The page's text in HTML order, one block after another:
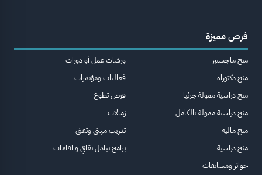
فرص مميزة
منح ماجستير
منح دكتوراة
منح دراسية ممولة جزئيا
منح دراسية ممولة بالكامل
منح مالية
منح دراسية
جوائز ومسابقات
ورشات عمل أو دورات
فعاليات ومؤتمرات
فرص تطوع
زمالات
تدريب مهني وتقني
برامج تبادل ثقافي و اقامات